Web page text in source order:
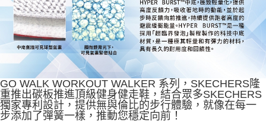
GO WALK WORKOUT WALKER 系列，SKECHERS隆
重推出碳板推進頂級健身健走鞋，結合眾多SKECHERS
獨家專利設計，提供無與倫比的步行體驗，就像在每一
步添加了彈簧一樣，推動您穩定向前！